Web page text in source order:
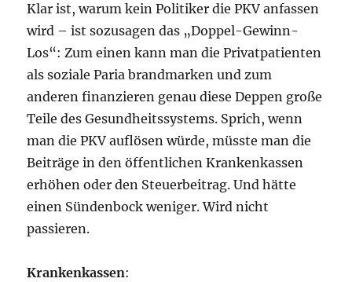
Klar ist, warum kein Politiker die PKV anfassen
wird – ist sozusagen das „Doppel-Gewinn-
Los“: Zum einen kann man die Privatpatienten
als soziale Paria brandmarken und zum
anderen finanzieren genau diese Deppen große
Teile des Gesundheitssystems. Sprich, wenn
man die PKV auflösen würde, müsste man die
Beiträge in den öffentlichen Krankenkassen
erhöhen oder den Steuerbeitrag. Und hätte
einen Sündenbock weniger. Wird nicht
passieren.
Krankenkassen: